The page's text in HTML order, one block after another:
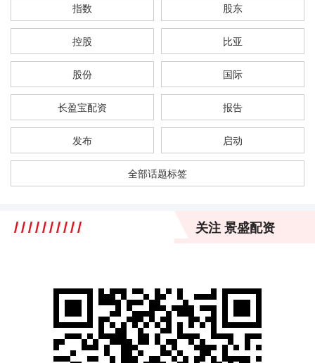
指数 股东
控股 比亚
股份 国际
长盈宝配资 报告
发布 启动
全部话题标签
关注 景盛配资